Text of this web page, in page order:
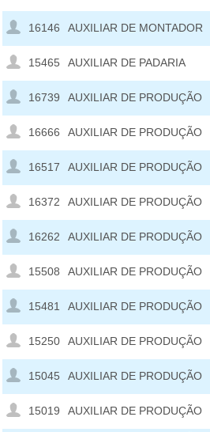
16146 AUXILIAR DE MONTADOR
15465 AUXILIAR DE PADARIA
16739 AUXILIAR DE PRODUÇÃO
16666 AUXILIAR DE PRODUÇÃO
16517 AUXILIAR DE PRODUÇÃO
16372 AUXILIAR DE PRODUÇÃO
16262 AUXILIAR DE PRODUÇÃO
15508 AUXILIAR DE PRODUÇÃO
15481 AUXILIAR DE PRODUÇÃO
15250 AUXILIAR DE PRODUÇÃO
15045 AUXILIAR DE PRODUÇÃO
15019 AUXILIAR DE PRODUÇÃO